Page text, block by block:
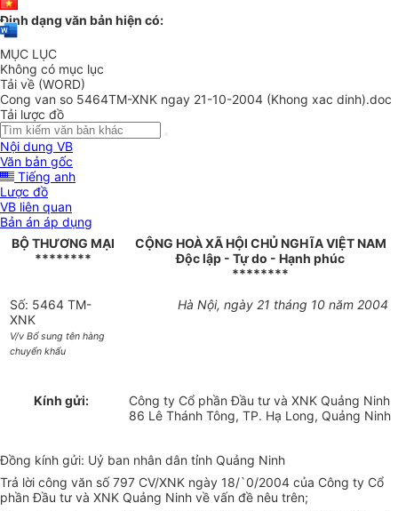
Định dạng văn bản hiện có:
MỤC LỤC
Không có mục lục
Tải về (WORD)
Cong van so 5464TM-XNK ngay 21-10-2004 (Khong xac dinh).doc
Tải lược đồ
Nội dung VB
Văn bản gốc
Tiếng anh
Lược đồ
VB liên quan
Bản án áp dụng
BỘ THƯƠNG MẠI
********
CỘNG HOÀ XÃ HỘI CHỦ NGHĨA VIỆT NAM
Độc lập - Tự do - Hạnh phúc
********
Số: 5464 TM-
XNK
V/v Bổ sung tên hàng
chuyển khẩu
Hà Nội, ngày 21 tháng 10 năm 2004
Kính gửi:
Công ty Cổ phần Đầu tư và XNK Quảng Ninh
86 Lê Thánh Tông, TP. Hạ Long, Quảng Ninh
Đồng kính gửi: Uỷ ban nhân dân tỉnh Quảng Ninh
Trả lời công văn số 797 CV/XNK ngày 18/`0/2004 của Công ty Cổ
phần Đầu tư và XNK Quảng Ninh về vấn đề nêu trên;